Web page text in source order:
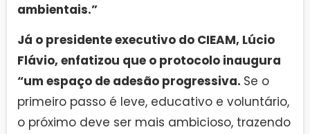
ambientais.”
Já o presidente executivo do CIEAM, Lúcio
Flávio, enfatizou que o protocolo inaugura
“um espaço de adesão progressiva. Se o
primeiro passo é leve, educativo e voluntário,
o próximo deve ser mais ambicioso, trazendo